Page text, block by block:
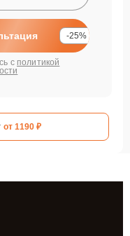
-25%
с политикой
от 1190 ₽